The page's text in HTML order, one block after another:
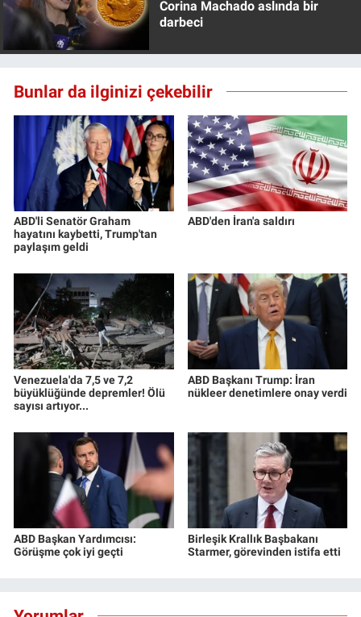
Corina Machado aslında bir
darbeci
Bunlar da ilginizi çekebilir
ABD'li Senatör Graham
hayatını kaybetti, Trump'tan
paylaşım geldi
ABD'den İran'a saldırı
Venezuela'da 7,5 ve 7,2
büyüklüğünde depremler! Ölü
sayısı artıyor...
ABD Başkanı Trump: İran
nükleer denetimlere onay verdi
ABD Başkan Yardımcısı:
Görüşme çok iyi geçti
Birleşik Krallık Başbakanı
Starmer, görevinden istifa etti